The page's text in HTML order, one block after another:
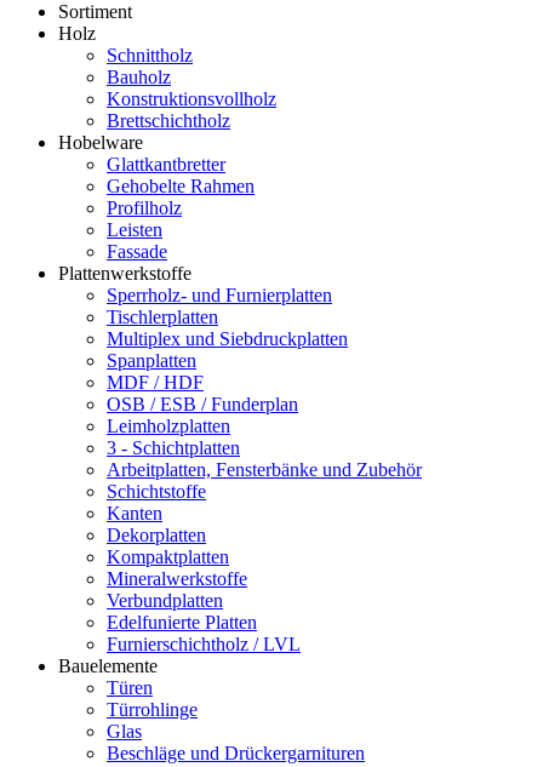
Sortiment
Holz
Schnittholz
Bauholz
Konstruktionsvollholz
Brettschichtholz
Hobelware
Glattkantbretter
Gehobelte Rahmen
Profilholz
Leisten
Fassade
Plattenwerkstoffe
Sperrholz- und Furnierplatten
Tischlerplatten
Multiplex und Siebdruckplatten
Spanplatten
MDF / HDF
OSB / ESB / Funderplan
Leimholzplatten
3 - Schichtplatten
Arbeitplatten, Fensterbänke und Zubehör
Schichtstoffe
Kanten
Dekorplatten
Kompaktplatten
Mineralwerkstoffe
Verbundplatten
Edelfunierte Platten
Furnierschichtholz / LVL
Bauelemente
Türen
Türrohlinge
Glas
Beschläge und Drückergarnituren